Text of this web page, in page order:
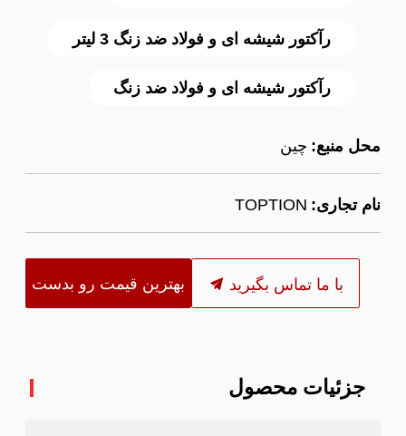
رآکتور شیشه ای و فولاد ضد زنگ 3 لیتر
رآکتور شیشه ای و فولاد ضد زنگ
محل منبع: چین
نام تجاری: TOPTION
با ما تماس بگیرید بهترین قیمت رو بدست
جزئیات محصول